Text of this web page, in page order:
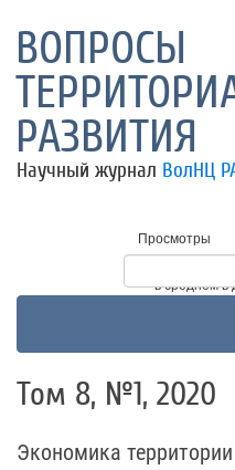
ВОПРОСЫ
РАЗВИТИЯ
Научный журнал ВолНЦ
Просмотры
Посетители
* - в среднем в
Том 8, №1, 2020
Экономика территории